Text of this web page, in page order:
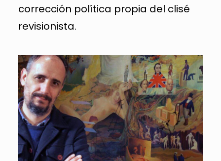
corrección política propia del clisé
revisionista.